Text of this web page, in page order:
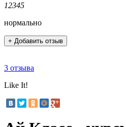
12345
нормально
+ Добавить отзыв
3 отзыва
Like It!